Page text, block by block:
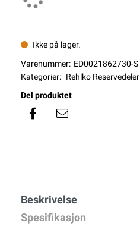
Ikke på lager.
Varenummer: ED0021862730-S
Kategorier: Rehlko Reservedeler
Del produktet
Beskrivelse
Spesifikasjon